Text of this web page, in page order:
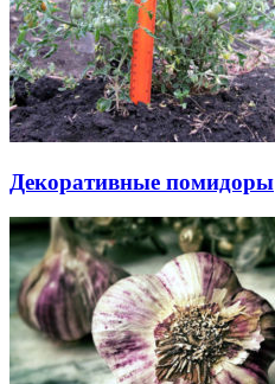
Декоративные помидоры